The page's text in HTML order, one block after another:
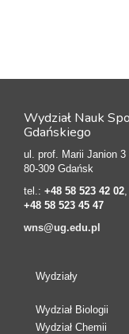
Wydział Nauk
Gdańskiego
ul. prof. Marii Janion 3
80-309 Gdańsk
tel.: +48 58 523 42 02
+48 58 523 45 47
wns@ug.edu.pl
Wydziały
Wydział Biologii
Wydział Chemii